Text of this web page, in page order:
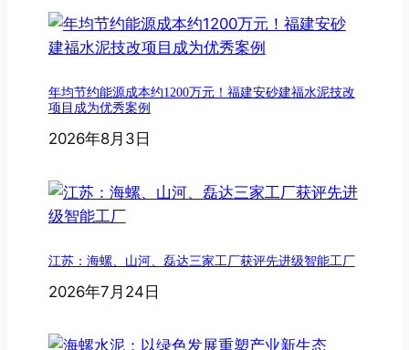
年均节约能源成本约1200万元！福建安砂建福水泥技改
项目成为优秀案例
2026年8月3日
江苏：海螺、山河、磊达三家工厂获评先进级智能工厂
2026年7月24日